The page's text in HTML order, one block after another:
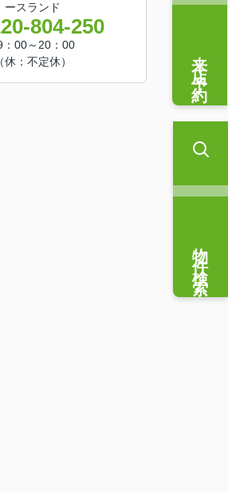
ースランド
804-250
：00～20：00
（休：不定休）
来店予約
物件検索